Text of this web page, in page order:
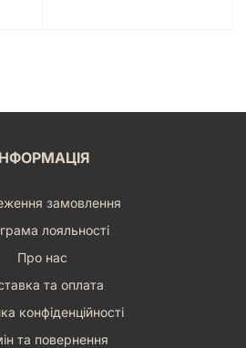
замовлення
лояльності
Про нас
та оплата
конфіденційності
та повернення